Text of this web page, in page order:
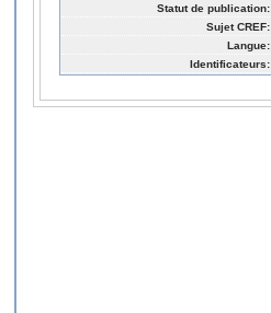
Statut de publication:
Sujet CREF:
Langue:
Identificateurs: